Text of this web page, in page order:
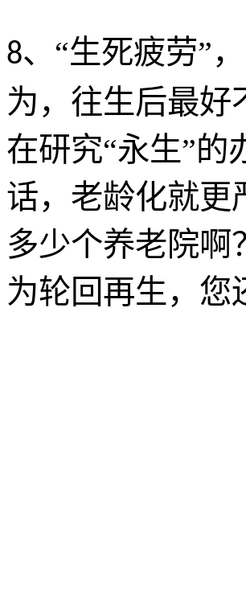
8、“生死疲劳”
为，往生后最好
在研究“永生”的
话，老龄化就更
多少个养老院啊
为轮回再生，您